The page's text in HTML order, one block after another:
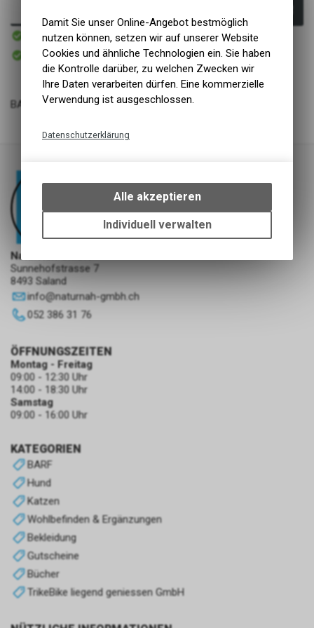
Versand
Sofort abholbar
Abholung NaturNah GmbH
BARF-Mischung Pferd 2x200g
NaturNah GmbH
Sunnehofstrasse 7
8493 Saland
info@naturnah-gmbh.ch
052 386 31 76
KATEGORIEN
BARF
Hund
Katzen
Wohlbefinden & Ergänzungen
Bekleidung
Gutscheine
Bücher
TrikeBike liegend geniessen GmbH
ÖFFNUNGSZEITEN
Montag - Freitag
09:00 - 12:30 Uhr
14:00 - 18:30 Uhr
Samstag
09:00 - 16:00 Uhr
Damit Sie unser Online-Angebot bestmöglich
nutzen können, setzen wir auf unserer Website
Cookies und ähnliche Technologien ein. Sie haben
die Kontrolle darüber, zu welchen Zwecken wir
Ihre Daten verarbeiten dürfen. Eine kommerzielle
Verwendung ist ausgeschlossen.
Datenschutzerklärung
bestimmte Interaktionen und
Einstellungen auf Ihrem Gerät,
um die grundlegenden
Funktionen unseres Online-
dass die gespeicherten Daten
Alle akzeptieren
Individuell verwalten